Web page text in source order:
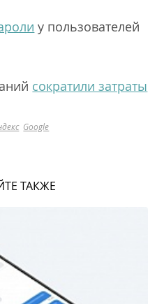
у пользователей
сократили затраты
Google
ТАКЖЕ